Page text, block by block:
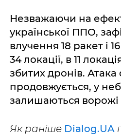
Незважаючи на
української ППО,
влучення 18 ракет і
34 локації, в 11
збитих дронів. Атака
продовжується, у
залишаються
Як раніше Dialog.UA